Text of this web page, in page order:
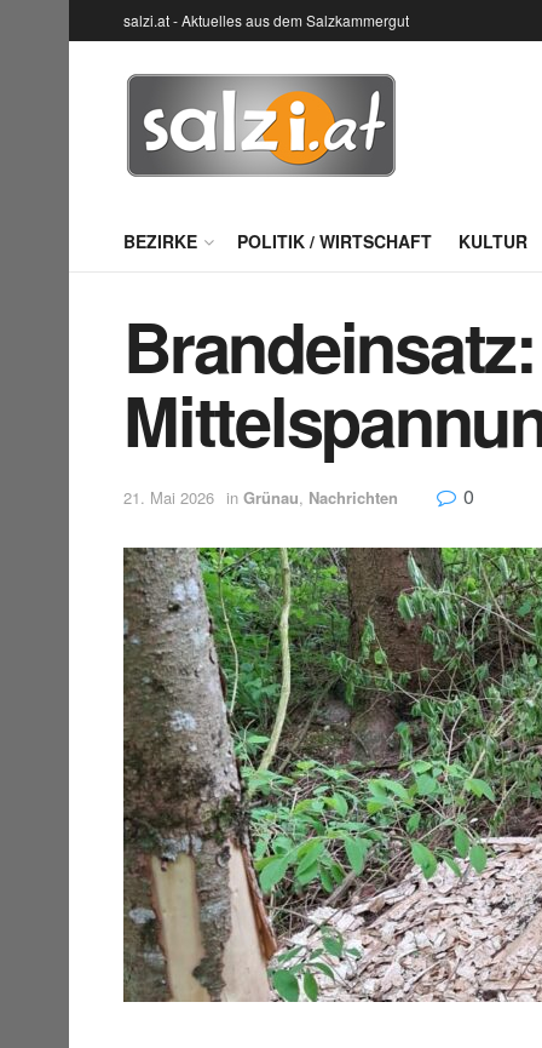
salzi.at - Aktuelles aus dem Salzkammergut
BEZIRKE POLITIK / WIRTSCHAFT KULTUR
21. Mai 2026 in Grünau, Nachrichten 0